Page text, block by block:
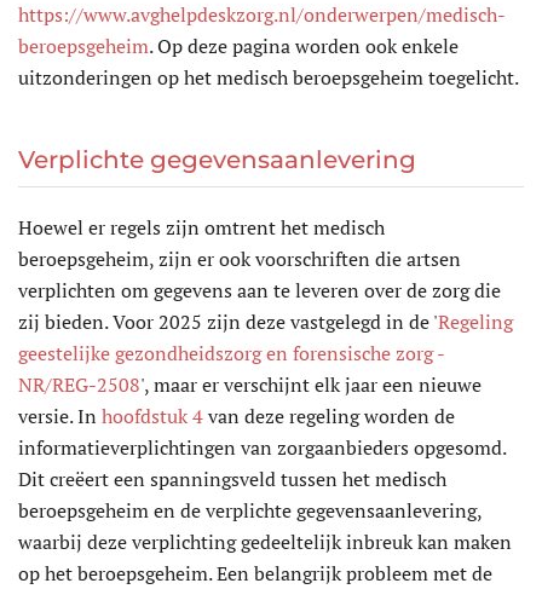
https://www.avghelpdeskzorg.nl/onderwerpen/medisch-
beroepsgeheim. Op deze pagina worden ook enkele
uitzonderingen op het medisch beroepsgeheim toegelicht.
Verplichte gegevensaanlevering
Hoewel er regels zijn omtrent het medisch
beroepsgeheim, zijn er ook voorschriften die artsen
verplichten om gegevens aan te leveren over de zorg die
zij bieden. Voor 2025 zijn deze vastgelegd in de 'Regeling
geestelijke gezondheidszorg en forensische zorg -
NR/REG-2508', maar er verschijnt elk jaar een nieuwe
versie. In hoofdstuk 4van deze regeling worden de
informatieverplichtingen van zorgaanbieders opgesomd.
Dit creëert een spanningsveld tussen het medisch
beroepsgeheim en de verplichte gegevensaanlevering,
waarbij deze verplichting gedeeltelijk inbreuk kan maken
op het beroepsgeheim. Een belangrijk probleem met de